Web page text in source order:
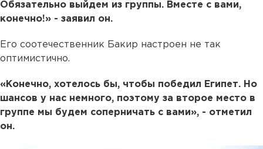
Обязательно выйдем из группы. Вместе с вами,
конечно!» - заявил он.
Его соотечественник Бакир настроен не так
оптимистично.
«Конечно, хотелось бы, чтобы победил Египет. Но
шансов у нас немного, поэтому за второе место в
группе мы будем соперничать с вами», - отметил
он.